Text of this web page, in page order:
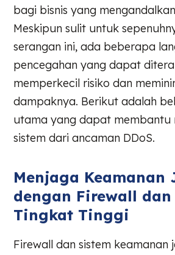
bagi bisnis yang
Meskipun sulit untuk
serangan ini, ada beberapa
pencegahan yang dapat
memperkecil risiko dan
dampaknya. Berikut adalah
utama yang dapat membantu
sistem dari ancaman DDoS.
Menjaga Keamanan
dengan Firewall dan
Tingkat Tinggi
Firewall dan sistem keamanan